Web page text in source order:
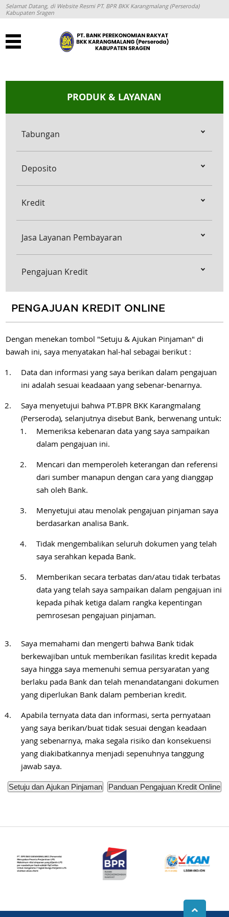
Selamat Datang, di Website Resmi PT. BPR BKK Karangmalang (Perseroda)
Kabupaten Sragen
PRODUK & LAYANAN
Tabungan
Deposito
Kredit
Jasa Layanan Pembayaran
Pengajuan Kredit
PENGAJUAN KREDIT ONLINE
Dengan menekan tombol "Setuju & Ajukan Pinjaman" di
bawah ini, saya menyatakan hal-hal sebagai berikut :
Data dan informasi yang saya berikan dalam pengajuan
ini adalah sesuai keadaaan yang sebenar-benarnya.
Saya menyetujui bahwa PT.BPR BKK Karangmalang
(Perseroda), selanjutnya disebut Bank, berwenang untuk:
Memeriksa kebenaran data yang saya sampaikan
dalam pengajuan ini.
Mencari dan memperoleh keterangan dan referensi
dari sumber manapun dengan cara yang dianggap
sah oleh Bank.
Menyetujui atau menolak pengajuan pinjaman saya
berdasarkan analisa Bank.
Tidak mengembalikan seluruh dokumen yang telah
saya serahkan kepada Bank.
Memberikan secara terbatas dan/atau tidak terbatas
data yang telah saya sampaikan dalam pengajuan ini
kepada pihak ketiga dalam rangka kepentingan
pemrosesan pengajuan pinjaman.
Saya memahami dan mengerti bahwa Bank tidak
berkewajiban untuk memberikan fasilitas kredit kepada
saya hingga saya memenuhi semua persyaratan yang
berlaku pada Bank dan telah menandatangani dokumen
yang diperlukan Bank dalam pemberian kredit.
Apabila ternyata data dan informasi, serta pernyataan
yang saya berikan/buat tidak sesuai dengan keadaan
yang sebenarnya, maka segala risiko dan konsekuensi
yang diakibatkannya menjadi sepenuhnya tanggung
jawab saya.